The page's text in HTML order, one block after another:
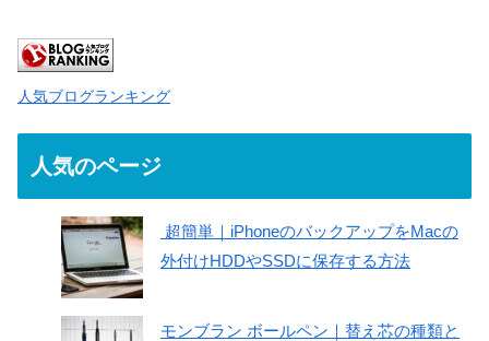
人気ブログランキング
人気のページ
超簡単｜iPhoneのバックアップをMacの
外付けHDDやSSDに保存する方法
モンブラン ボールペン｜替え芯の種類と